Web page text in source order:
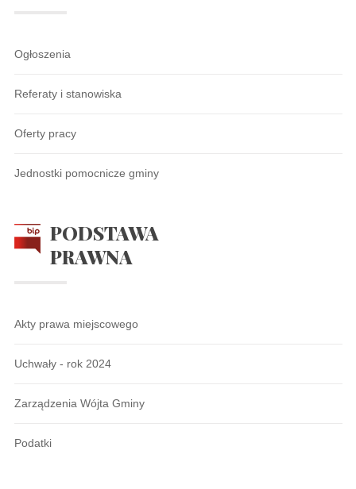
Ogłoszenia
Referaty i stanowiska
Oferty pracy
Jednostki pomocnicze gminy
PODSTAWA
PRAWNA
Akty prawa miejscowego
Uchwały - rok 2024
Zarządzenia Wójta Gminy
Podatki